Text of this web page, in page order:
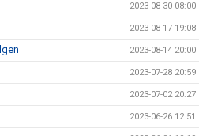
2023-08-30 08:00
2023-08-17 19:08
2023-08-14 20:00
2023-07-28 20:59
2023-07-02 20:27
2023-06-26 12:51